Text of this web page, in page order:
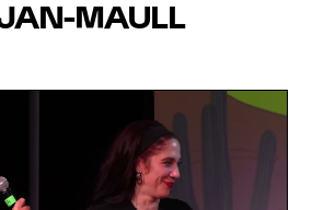
MAULL